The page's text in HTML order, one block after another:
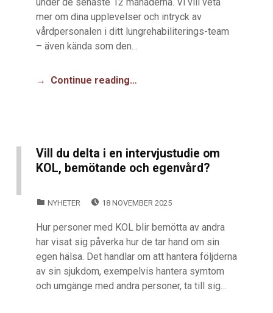
mer om dina upplevelser och intryck av
vårdpersonalen i ditt lungrehabiliterings-team
– även kända som den…
Continue reading…
Vill du delta i en intervjustudie om
KOL, bemötande och egenvård?
NYHETER
18 NOVEMBER 2025
Hur personer med KOL blir bemötta av andra
har visat sig påverka hur de tar hand om sin
egen hälsa. Det handlar om att hantera följderna
av sin sjukdom, exempelvis hantera symtom
och umgänge med andra personer, ta till sig…